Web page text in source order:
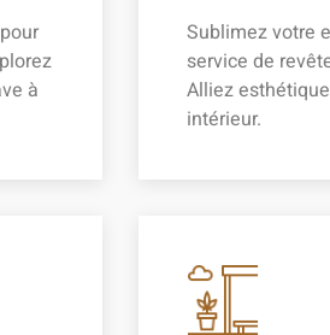
à
Sublimez votre
service de
Alliez
intérieur.